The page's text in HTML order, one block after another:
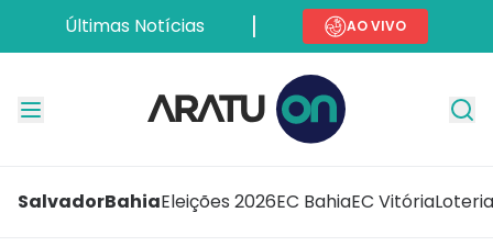
Últimas Notícias AO VIVO
SalvadorBahiaEleições 2026EC BahiaEC Vitória